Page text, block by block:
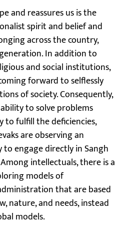
and reassures us is the
spirit and belief and
across the country,
In addition to
and social institutions,
forward to selflessly
of society. Consequently,
to solve problems
to fulfill the deficiencies,
are observing an
to engage directly in Sangh
intellectuals, there is a
models of
that are based
nature, and needs, instead
models.